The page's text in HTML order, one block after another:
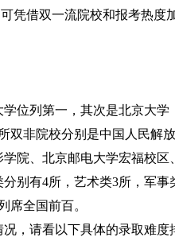
凭借双一流院校和报考热
位列第一，其次是北京大
双非院校分别是中国人民解
院、北京邮电大学宏福校
别有4所，艺术类3所，军
席全国前百。
，请看以下具体的录取难度